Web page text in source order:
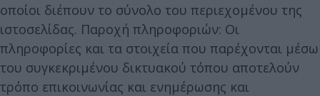
οποίοι διέπουν το σύνολο του περιεχομένου της
ιστοσελίδας. Παροχή πληροφοριών: Οι
πληροφορίες και τα στοιχεία που παρέχονται μέσω
του συγκεκριμένου δικτυακού τόπου αποτελούν
τρόπο επικοινωνίας και ενημέρωσης και